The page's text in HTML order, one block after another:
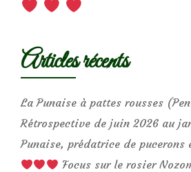
Articles récents
La Punaise à pattes rousses
Rétrospective de juin 2026 au
Punaise, prédatrice de pucerons
Focus sur le rosier